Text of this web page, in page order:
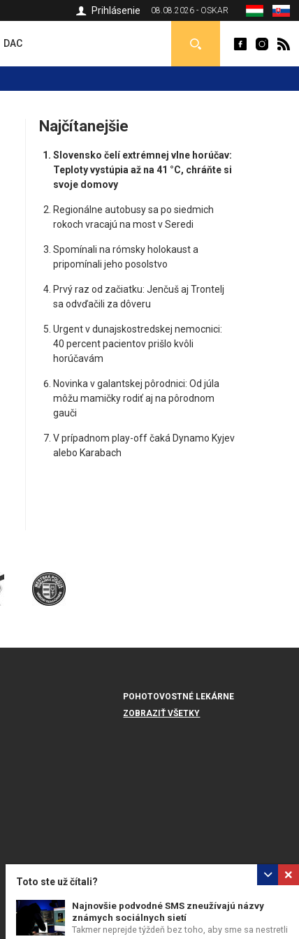
08.08.2026 - OSKAR
Prihlásenie
DAC
Toto ste už čítali?
Najnovšie podvodné SMS zneužívajú názvy
známych sociálnych sietí
Takmer neprejde týždeň bez toho, aby sme sa nestretli
Najčítanejšie
Slovensko čelí extrémnej vlne horúčav:
Teploty vystúpia až na 41 °C, chráňte si
svoje domovy
Regionálne autobusy sa po siedmich
rokoch vracajú na most v Seredi
Spomínali na rómsky holokaust a
pripomínali jeho posolstvo
Prvý raz od začiatku: Jenčuš aj Trontelj
sa odvďačili za dôveru
Urgent v dunajskostredskej nemocnici:
40 percent pacientov prišlo kvôli
horúčavám
Novinka v galantskej pôrodnici: Od júla
môžu mamičky rodiť aj na pôrodnom
gauči
V prípadnom play-off čaká Dynamo Kyjev
alebo Karabach
POHOTOVOSTNÉ LEKÁRNE
ZOBRAZIŤ VŠETKY